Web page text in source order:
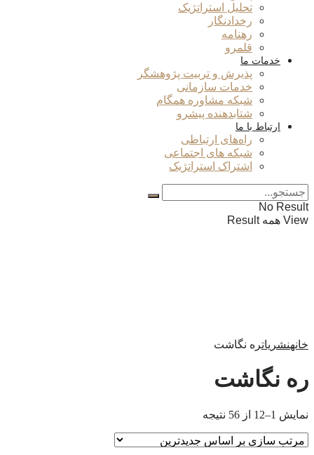
تحلیل استراتژیک
رخدادنگار
رهنامه
قلمرو
خدمات ما
پذیرش و تربیت پژوهشگر
خدمات سازمانی
شبکه مشاوره همگام
شتابدهنده پیشرو
ارتباط با ما
راه‌های ارتباطی
شبکه های اجتماعی
اشتراک استراتژیک
No Result
View همه Result
خانهنشریاتره نگاشت
ره نگاشت
نمایش 1–12 از 56 نتیجه
latest